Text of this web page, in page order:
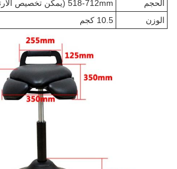
الحجم
518-712mm (يمكن تخصيص الارتفاع)
الوزن
10.5 كجم